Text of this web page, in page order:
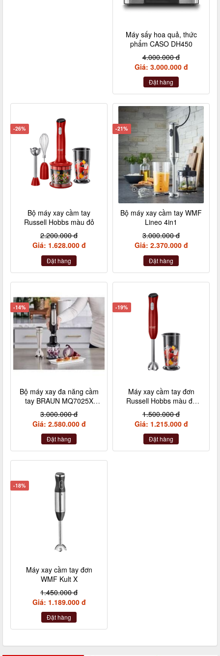
Máy sấy hoa quả, thức
phẩm CASO DH450
4.000.000 đ
Giá: 3.000.000 đ
Đặt hàng
-26%
Bộ máy xay cầm tay
Russell Hobbs màu đỏ
2.200.000 đ
Giá: 1.628.000 đ
Đặt hàng
-21%
Bộ máy xay cầm tay WMF
Lineo 4in1
3.000.000 đ
Giá: 2.370.000 đ
Đặt hàng
-14%
Bộ máy xay đa năng cầm
tay BRAUN MQ7025X
1000W màu đen
3.000.000 đ
Giá: 2.580.000 đ
Đặt hàng
-19%
Máy xay cầm tay đơn
Russell Hobbs màu đỏ
kèm 1 cốc
1.500.000 đ
Giá: 1.215.000 đ
Đặt hàng
-18%
Máy xay cầm tay đơn
WMF Kult X
1.450.000 đ
Giá: 1.189.000 đ
Đặt hàng